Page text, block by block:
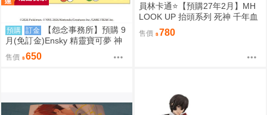
預購 訂金
【怨念事務所】預購 9
月(免訂金)Ensky 精靈寶可夢 神
奇寶貝 30週年 1000片拼圖 最初
的搭檔寶可夢 0809
售價 650
員林卡通⭐️【預購27年2月】MH
LOOK UP 抬頭系列 死神 千年血
戰篇 日番谷冬獅郎 0813
售價 780